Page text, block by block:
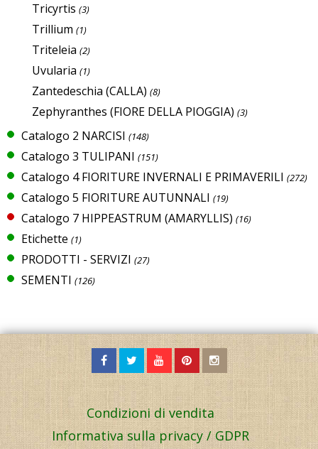
Tricyrtis (3)
Trillium (1)
Triteleia (2)
Uvularia (1)
Zantedeschia (CALLA) (8)
Zephyranthes (FIORE DELLA PIOGGIA) (3)
Catalogo 2 NARCISI (148)
Catalogo 3 TULIPANI (151)
Catalogo 4 FIORITURE INVERNALI E PRIMAVERILI (272)
Catalogo 5 FIORITURE AUTUNNALI (19)
Catalogo 7 HIPPEASTRUM (AMARYLLIS) (16)
Etichette (1)
PRODOTTI - SERVIZI (27)
SEMENTI (126)
Condizioni di vendita
Informativa sulla privacy / GDPR